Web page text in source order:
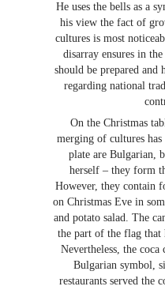
He uses the bells as a
his view the fact of
cultures is most
disarray ensures in
should be prepared and
regarding national
On the Christmas
merging of cultures
plate are Bulgarian,
herself – they form
However, they contain
on Christmas Eve in
and potato salad. The
the part of the flag that
Nevertheless, the coca
Bulgarian symbol,
restaurants served the